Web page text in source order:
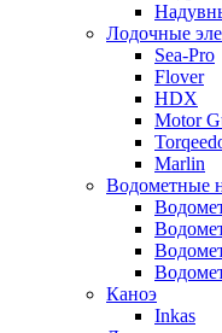
Лодочные
Sea-Pro
Flover
HDX
Motor
Marlin
Водометные
Каноэ
Inkas